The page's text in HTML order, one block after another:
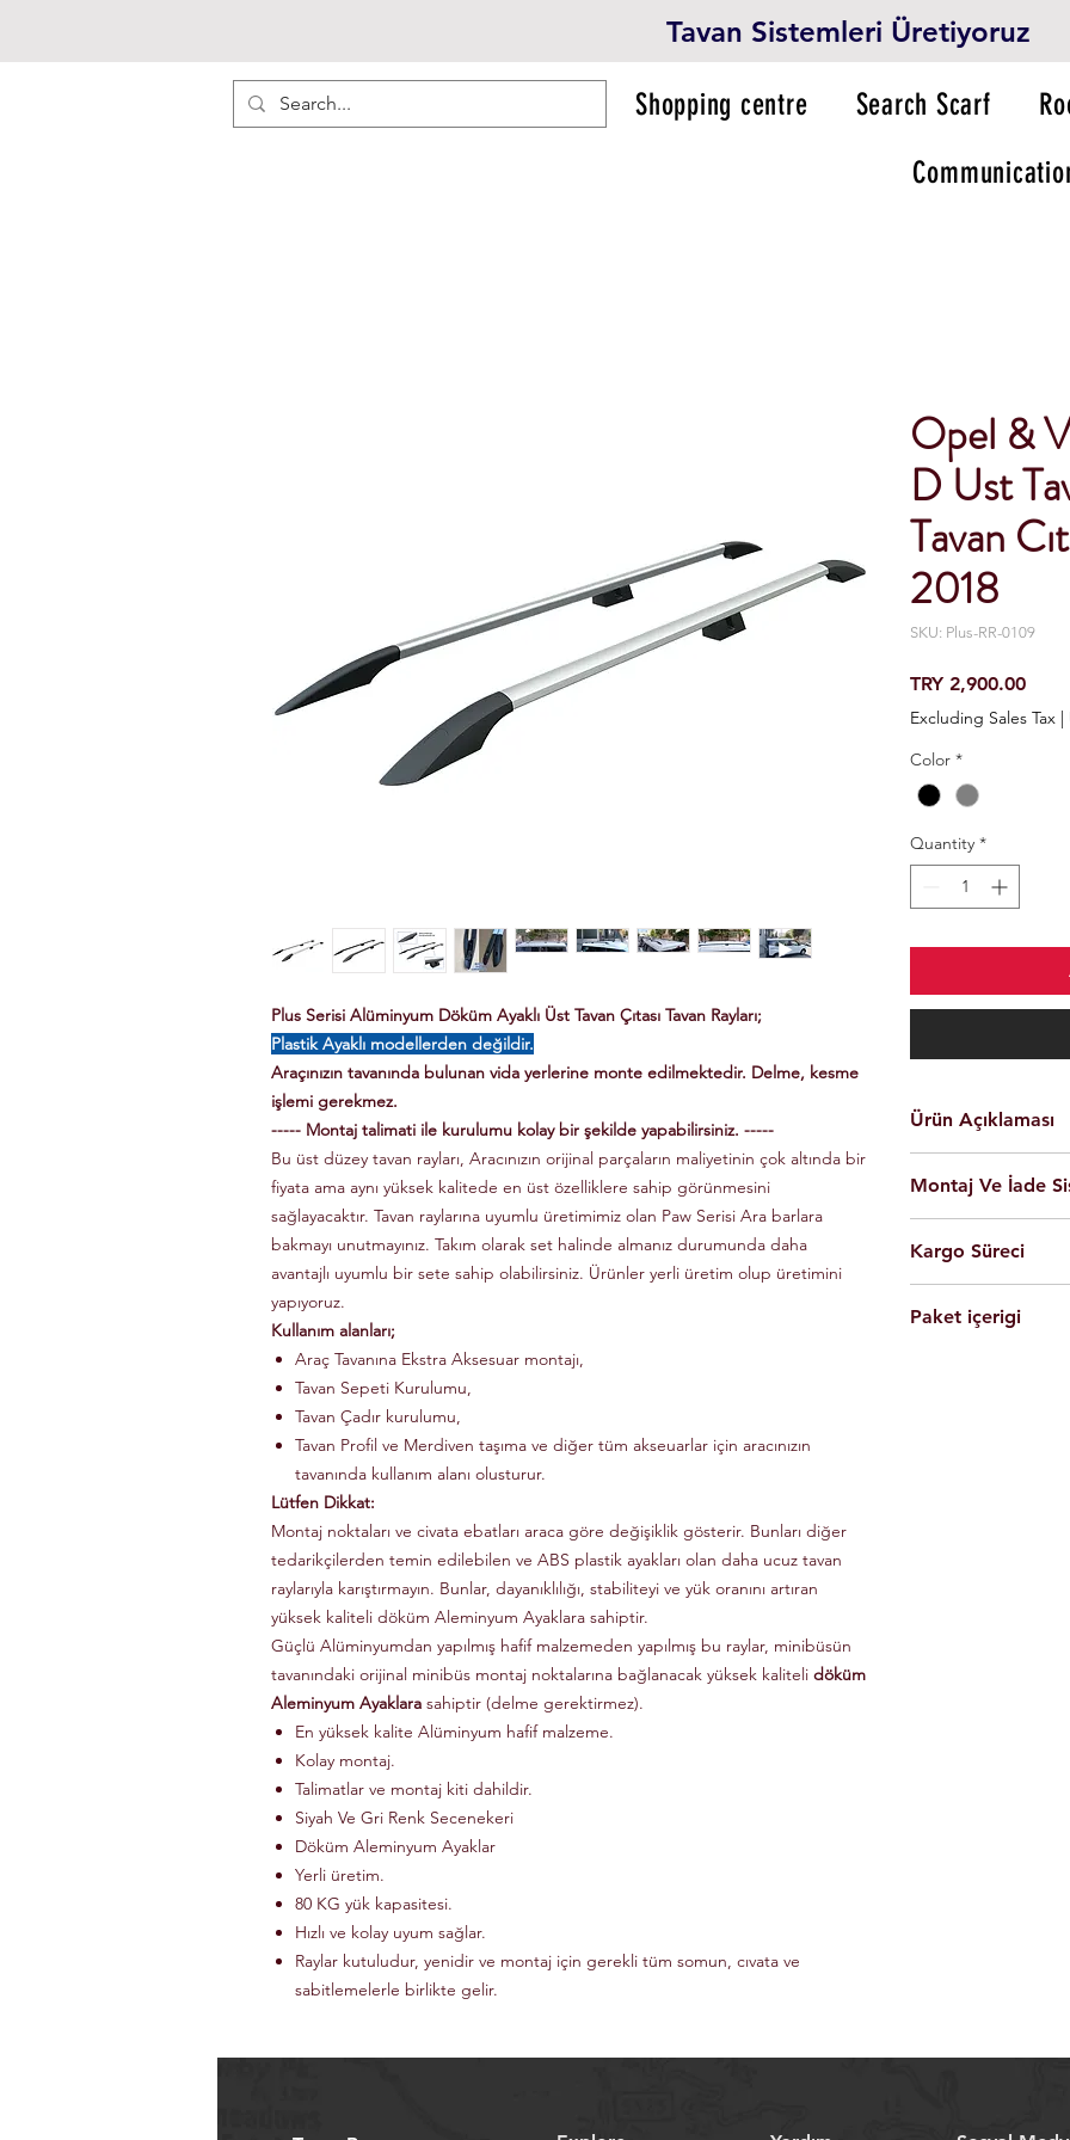
Tavan Sistemleri Üretiyoruz
Shopping centre Search Scarf
Plus Serisi Alüminyum Döküm Ayaklı Üst Tavan Çıtası Tavan Rayları;
Plastik Ayaklı modellerden değildir.
Araçınızın tavanında bulunan vida yerlerine monte edilmektedir. Delme, kesme
işlemi gerekmez.
----- Montaj talimati ile kurulumu kolay bir şekilde yapabilirsiniz. -----
Bu üst düzey tavan rayları, Aracınızın orijinal parçaların maliyetinin çok altında bir
fiyata ama aynı yüksek kalitede en üst özelliklere sahip görünmesini
sağlayacaktır. Tavan raylarına uyumlu üretimimiz olan Paw Serisi Ara barlara
bakmayı unutmayınız. Takım olarak set halinde almanız durumunda daha
avantajlı uyumlu bir sete sahip olabilirsiniz. Ürünler yerli üretim olup üretimini
yapıyoruz.
Kullanım alanları;
Araç Tavanına Ekstra Aksesuar montajı,
Tavan Sepeti Kurulumu,
Tavan Çadır kurulumu,
Tavan Profil ve Merdiven taşıma ve diğer tüm akseuarlar için aracınızın
tavanında kullanım alanı olusturur.
Lütfen Dikkat:
Montaj noktaları ve civata ebatları araca göre değişiklik gösterir. Bunları diğer
tedarikçilerden temin edilebilen ve ABS plastik ayakları olan daha ucuz tavan
raylarıyla karıştırmayın. Bunlar, dayanıklılığı, stabiliteyi ve yük oranını artıran
yüksek kaliteli döküm Aleminyum Ayaklara sahiptir.
Güçlü Alüminyumdan yapılmış hafif malzemeden yapılmış bu raylar, minibüsün
tavanındaki orijinal minibüs montaj noktalarına bağlanacak yüksek kaliteli döküm
Aleminyum Ayaklara sahiptir (delme gerektirmez).
En yüksek kalite Alüminyum hafif malzeme.
Kolay montaj.
Talimatlar ve montaj kiti dahildir.
Siyah Ve Gri Renk Secenekeri
Döküm Aleminyum Ayaklar
Yerli üretim.
80 KG yük kapasitesi.
Hızlı ve kolay uyum sağlar.
Raylar kutuludur, yenidir ve montaj için gerekli tüm somun, cıvata ve
sabitlemelerle birlikte gelir.
Opel &
D Ust
Tavan
2018
SKU: Plus-RR-0109
TRY 2,900.00Price
Excluding Sales Tax |
Color *
Quantity *
Ürün Açıklaması
Kolay montaj.
Talimatlar ve
Siyah Ve Gri Renk
Döküm
Yerli üretim.
80 KG yük
Montaj Ve İade
olarak
Ürünleri son
yapabilmesi için
Tüm ürünlerde
Kargo Süreci
Saat 14'ekadar
Paket içerigi